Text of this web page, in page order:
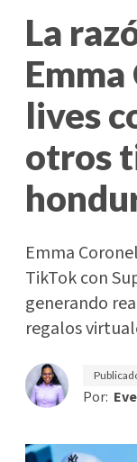
La
lives
otros
Emma
TikTok con
generando
regalos
Por: